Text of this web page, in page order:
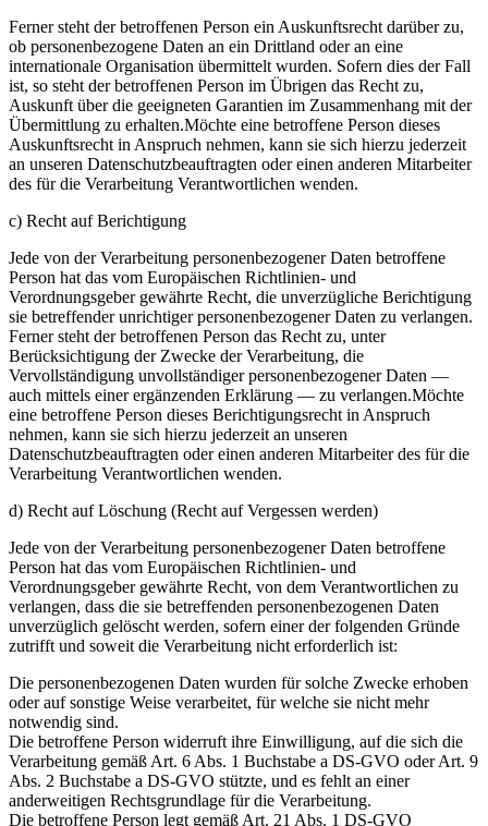
Ferner steht der betroffenen Person ein Auskunftsrecht darüber zu,
ob personenbezogene Daten an ein Drittland oder an eine
internationale Organisation übermittelt wurden. Sofern dies der Fall
ist, so steht der betroffenen Person im Übrigen das Recht zu,
Auskunft über die geeigneten Garantien im Zusammenhang mit der
Übermittlung zu erhalten.Möchte eine betroffene Person dieses
Auskunftsrecht in Anspruch nehmen, kann sie sich hierzu jederzeit
an unseren Datenschutzbeauftragten oder einen anderen Mitarbeiter
des für die Verarbeitung Verantwortlichen wenden.
c) Recht auf Berichtigung
Jede von der Verarbeitung personenbezogener Daten betroffene
Person hat das vom Europäischen Richtlinien- und
Verordnungsgeber gewährte Recht, die unverzügliche Berichtigung
sie betreffender unrichtiger personenbezogener Daten zu verlangen.
Ferner steht der betroffenen Person das Recht zu, unter
Berücksichtigung der Zwecke der Verarbeitung, die
Vervollständigung unvollständiger personenbezogener Daten —
auch mittels einer ergänzenden Erklärung — zu verlangen.Möchte
eine betroffene Person dieses Berichtigungsrecht in Anspruch
nehmen, kann sie sich hierzu jederzeit an unseren
Datenschutzbeauftragten oder einen anderen Mitarbeiter des für die
Verarbeitung Verantwortlichen wenden.
d) Recht auf Löschung (Recht auf Vergessen werden)
Jede von der Verarbeitung personenbezogener Daten betroffene
Person hat das vom Europäischen Richtlinien- und
Verordnungsgeber gewährte Recht, von dem Verantwortlichen zu
verlangen, dass die sie betreffenden personenbezogenen Daten
unverzüglich gelöscht werden, sofern einer der folgenden Gründe
zutrifft und soweit die Verarbeitung nicht erforderlich ist:
Die personenbezogenen Daten wurden für solche Zwecke erhoben
oder auf sonstige Weise verarbeitet, für welche sie nicht mehr
notwendig sind.
Die betroffene Person widerruft ihre Einwilligung, auf die sich die
Verarbeitung gemäß Art. 6 Abs. 1 Buchstabe a DS-GVO oder Art. 9
Abs. 2 Buchstabe a DS-GVO stützte, und es fehlt an einer
anderweitigen Rechtsgrundlage für die Verarbeitung.
Die betroffene Person legt gemäß Art. 21 Abs. 1 DS-GVO